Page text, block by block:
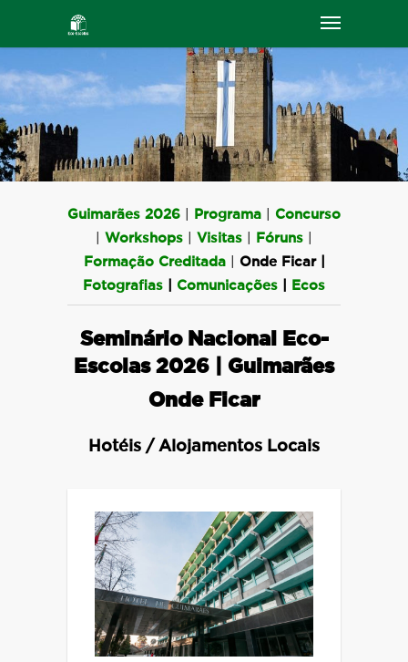
Guimarães 2026 Programa
Concurso
Workshops Visitas Fóruns
Formação Creditada| Onde Ficar|
Fotografias
Comunicações Ecos
Seminário Nacional Eco-
Escolas 2026 | Guimarães
Onde Ficar
Hotéis / Alojamentos Locais